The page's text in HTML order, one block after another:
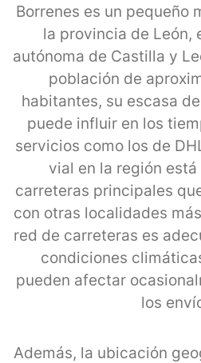
Borrenes es un pequeño
la provincia de León,
autónoma de Castilla y
población de
habitantes, su escasa
puede influir en los
servicios como los de
vial en la región
carreteras principales
con otras localidades
red de carreteras es
condiciones
pueden afectar
los
Además, la ubicación